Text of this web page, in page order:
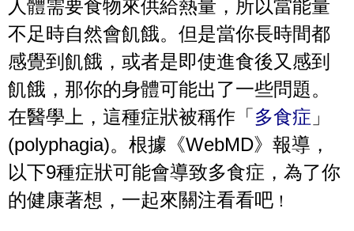
人體需要食物來供給熱量，所以當能量
不足時自然會飢餓。但是當你長時間都
感覺到飢餓，或者是即使進食後又感到
飢餓，那你的身體可能出了一些問題。
在醫學上，這種症狀被稱作「 多食症 」
(polyphagia)。根據《WebMD》報導，
以下9種症狀可能會導致多食症，為了你
的健康著想，一起來關注看看吧 ！